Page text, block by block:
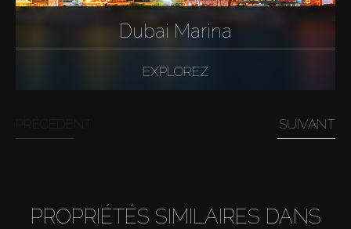
Dubai Marina
EXPLOREZ
SUIVANT
PROPRIÉTÉS SIMILAIRES DANS